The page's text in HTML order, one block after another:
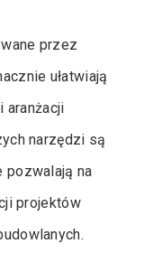
przez
ułatwiają
aranżacji
narzędzi są
pozwalają na
projektów